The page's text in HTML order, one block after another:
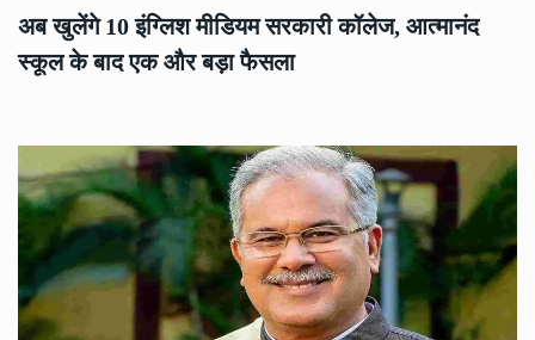
अब खुलेंगे 10 इंग्लिश मीडियम सरकारी कॉलेज, आत्मानंद
स्कूल के बाद एक और बड़ा फैसला